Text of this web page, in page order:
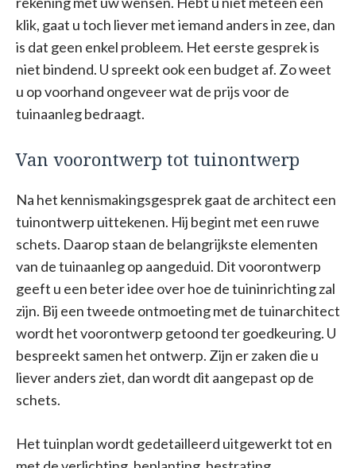
klik, gaat u toch liever met iemand anders in zee, dan
is dat geen enkel probleem. Het eerste gesprek is
niet bindend. U spreekt ook een budget af. Zo weet
u op voorhand ongeveer wat de prijs voor de
tuinaanleg bedraagt.
Van voorontwerp tot tuinontwerp
Na het kennismakingsgesprek gaat de architect een
tuinontwerp uittekenen. Hij begint met een ruwe
schets. Daarop staan de belangrijkste elementen
van de tuinaanleg op aangeduid. Dit voorontwerp
geeft u een beter idee over hoe de tuininrichting zal
zijn. Bij een tweede ontmoeting met de tuinarchitect
wordt het voorontwerp getoond ter goedkeuring. U
bespreekt samen het ontwerp. Zijn er zaken die u
liever anders ziet, dan wordt dit aangepast op de
schets.
Het tuinplan wordt gedetailleerd uitgewerkt tot en